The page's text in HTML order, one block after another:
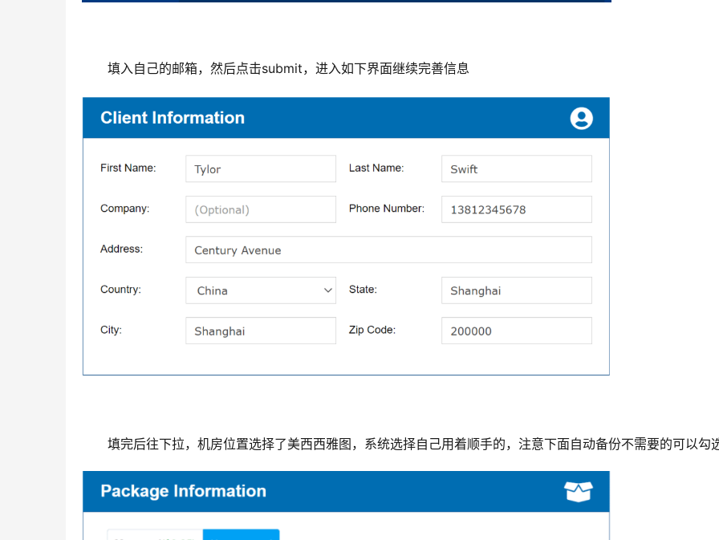
填入自己的邮箱，然后点击submit，进入如下界面继续完善信息
填完后往下拉，机房位置选择了美西西雅图，系统选择自己用着顺手的，注意下面自动备份不需要的可以勾